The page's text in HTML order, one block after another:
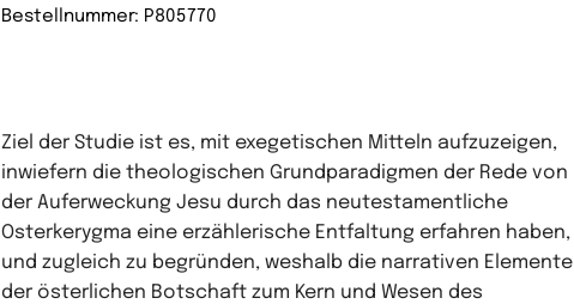
Bestellnummer: P805770
Ziel der Studie ist es, mit exegetischen Mitteln aufzuzeigen,
inwiefern die theologischen Grundparadigmen der Rede von
der Auferweckung Jesu durch das neutestamentliche
Osterkerygma eine erzählerische Entfaltung erfahren haben,
und zugleich zu begründen, weshalb die narrativen Elemente
der österlichen Botschaft zum Kern und Wesen des